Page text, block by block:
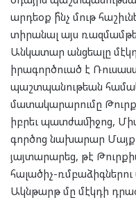
արդեօք ի՞նչ մութ
տիրանալ այս
Անկատար անցեալը
իրագործուած է
պաշտպանութեան
մատակարարումը
իբրեւ պատժամիջոց,
գործոց նախարար
յայտարարեց, թէ
հալածիչ-
Ակնթարթ մը մէկդի